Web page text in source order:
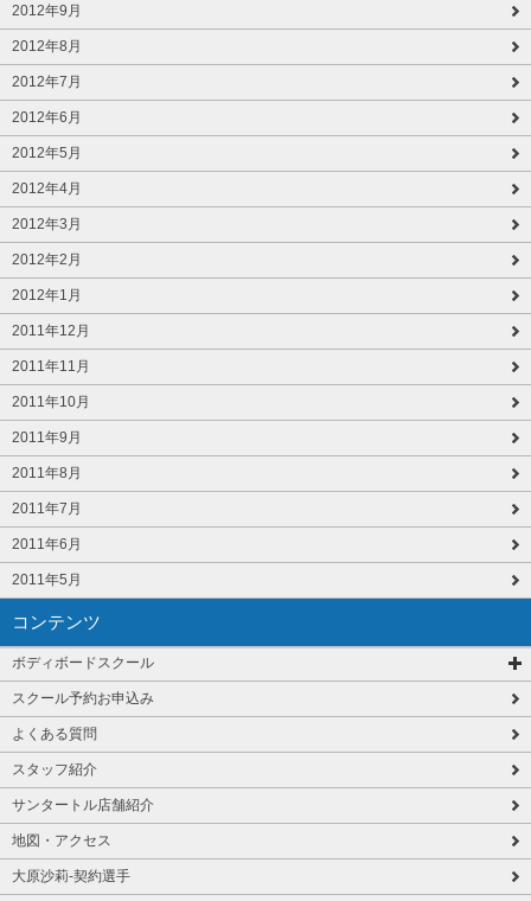
2012年9月
2012年8月
2012年7月
2012年6月
2012年5月
2012年4月
2012年3月
2012年2月
2012年1月
2011年12月
2011年11月
2011年10月
2011年9月
2011年8月
2011年7月
2011年6月
2011年5月
コンテンツ
ボディボードスクール
スクール予約お申込み
よくある質問
スタッフ紹介
サンタートル店舗紹介
地図・アクセス
大原沙莉-契約選手